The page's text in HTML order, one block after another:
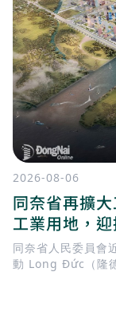
2026-08-06
同奈省再擴
工業用地，
同奈省人民委員會
動 Long Đức（隆
快完善基礎建設
擴充工業用地，以